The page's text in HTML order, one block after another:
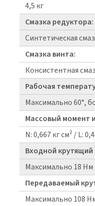
4,5 кг
Смазка редуктора:
Синтетическая
Смазка винта:
Консистентная
Рабочая
Максимально 60°,
Массовый момент
N: 0,667 кг см² / L:
Входной
Максимально 18
Передаваемый
Максимально 108